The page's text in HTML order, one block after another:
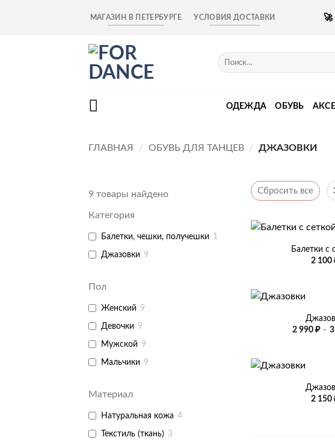
МАГАЗИН В ПЕТЕРБУРГЕ УСЛОВИЯ ДОСТАВКИ 🚀
Искать:
ОДЕЖДА ОБУВЬ
ГЛАВНАЯ / ОБУВЬ ДЛЯ ТАНЦЕВ / ДЖАЗОВКИ
9 товары найдено
Категория
Балетки, чешки, получешки 1
Джазовки 9
Пол
Женский 9
Девочки 9
Мужской 9
Мальчики 9
Материал
Натуральная кожа 4
Текстиль (ткань) 3
Сбросить все
+
Балетки с
2 100
+
2 990₽ –
+
2 150